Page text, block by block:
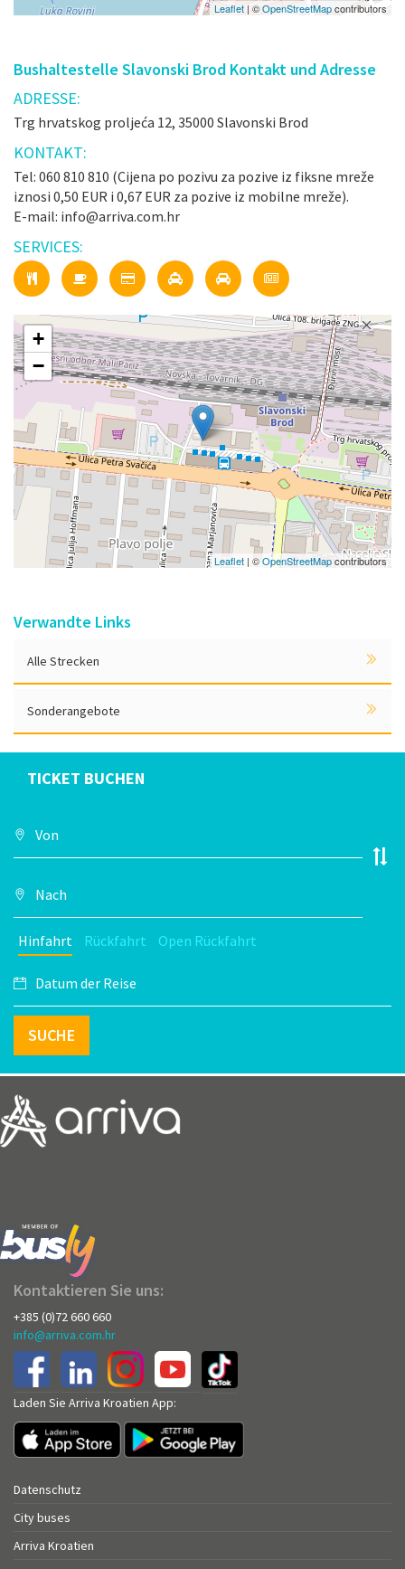
Leaflet | ©OpenStreetMapcontributors
Bushaltestelle Slavonski Brod Kontakt und Adresse
ADRESSE:
Trg hrvatskog proljeća 12, 35000 Slavonski Brod
KONTAKT:
Tel: 060 810 810 (Cijena po pozivu za pozive iz fiksne mreže
iznosi 0,50 EUR i 0,67 EUR za pozive iz mobilne mreže).
E-mail: info@arriva.com.hr
SERVICES:
+
−
Leaflet | ©OpenStreetMapcontributors
Verwandte Links
Alle Strecken
Sonderangebote
TICKET BUCHEN
Hinfahrt Rückfahrt Open Rückfahrt
SUCHE
Kontaktieren Sie uns:
+385 (0)72 660 660
info@arriva.com.hr
Laden Sie Arriva Kroatien App:
Datenschutz
City buses
Arriva Kroatien